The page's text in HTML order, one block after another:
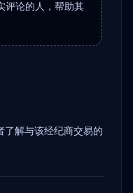
评论的人，帮助其
了解与该经纪商交易的